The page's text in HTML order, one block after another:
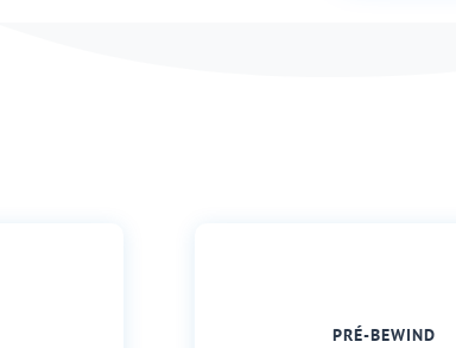
PRÉ-BEWIND